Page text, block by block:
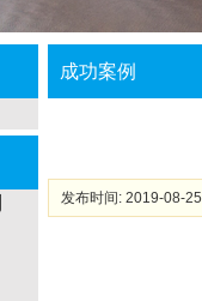
成功案例
发布时间: 2019-08-